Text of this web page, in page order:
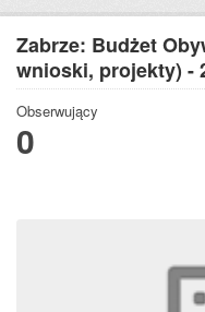
Zabrze: Budżet
wnioski, projekty) -
Obserwujący
0